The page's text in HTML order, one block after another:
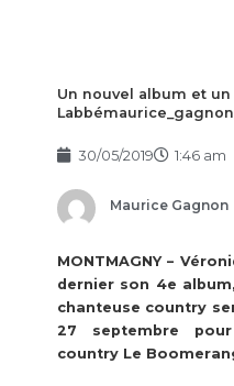
Un nouvel album et
30/05/2019 1:46 am
Maurice Gagnon
MONTMAGNY –
dernier son 4e
chanteuse country
27 septembre
country Le